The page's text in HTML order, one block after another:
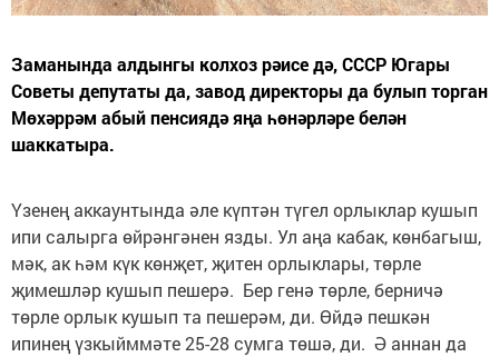
Заманында алдынгы колхоз рәисе дә, СССР Югары
Советы депутаты да, завод директоры да булып торган
Мөхәррәм абый пенсиядә яңа һөнәрләре белән
шаккатыра.
Үзенең аккаунтында әле күптән түгел орлыклар кушып
ипи салырга өйрәнгәнен язды. Ул аңа кабак, көнбагыш,
мәк, ак һәм күк көнҗет, җитен орлыклары, төрле
җимешләр кушып пешерә. Бер генә төрле, берничә
төрле орлык кушып та пешерәм, ди. Өйдә пешкән
ипинең үзкыйммәте 25-28 сумга төшә, ди. Ә аннан да